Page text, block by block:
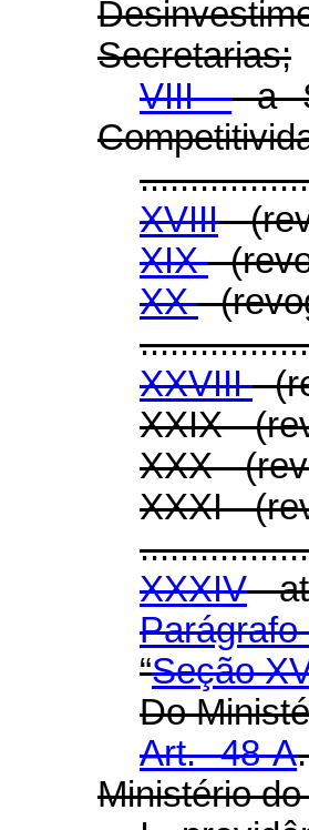
Secretarias;
VIII -a
XVIII-
XIX-
XX-
XXVIII-
XXIX -
XXX -
XXXI -
XXXIV-
Parágrafo
“Seção
Do
Art. 48-A
Ministério